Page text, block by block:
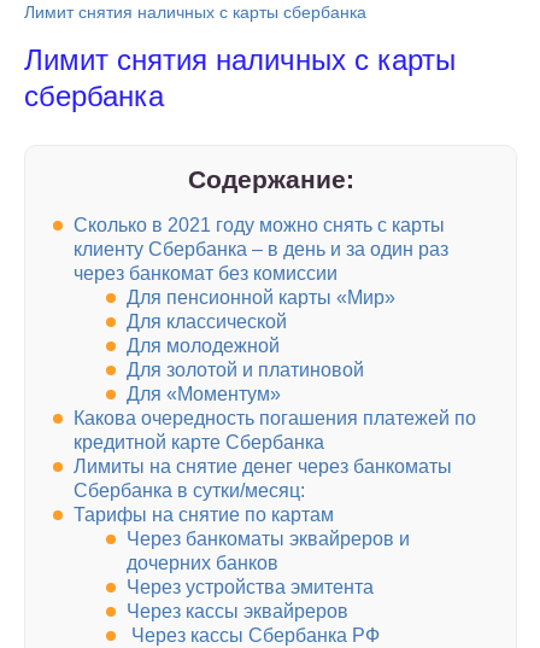
Лимит снятия наличных с карты сбербанка
Лимит снятия наличных с карты
сбербанка
Содержание:
Сколько в 2021 году можно снять с карты
клиенту Сбербанка – в день и за один раз
через банкомат без комиссии
Для пенсионной карты «Мир»
Для классической
Для молодежной
Для золотой и платиновой
Для «Моментум»
Какова очередность погашения платежей по
кредитной карте Сбербанка
Лимиты на снятие денег через банкоматы
Сбербанка в сутки/месяц:
Тарифы на снятие по картам
Через банкоматы эквайреров и
дочерних банков
Через устройства эмитента
Через кассы эквайреров
Через кассы Сбербанка РФ